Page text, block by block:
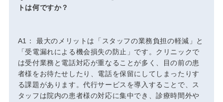
トは何ですか？
A1： 最大のメリットは「スタッフの業務負担の軽減」と
「受電漏れによる機会損失の防止」です。クリニックで
は受付業務と電話対応が重なることが多く、目の前の患
者様をお待たせしたり、電話を保留にしてしまったりす
る課題があります。代行サービスを導入することで、ス
タッフは院内の患者様の対応に集中でき、診療時間外や